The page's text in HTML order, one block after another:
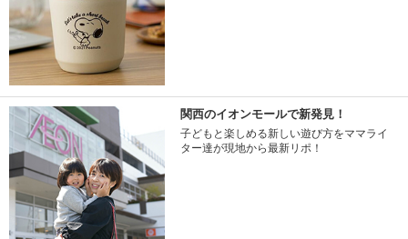
関西のイオンモールで新発見！
子どもと楽しめる新しい遊び方をママライ
ター達が現地から最新リポ！